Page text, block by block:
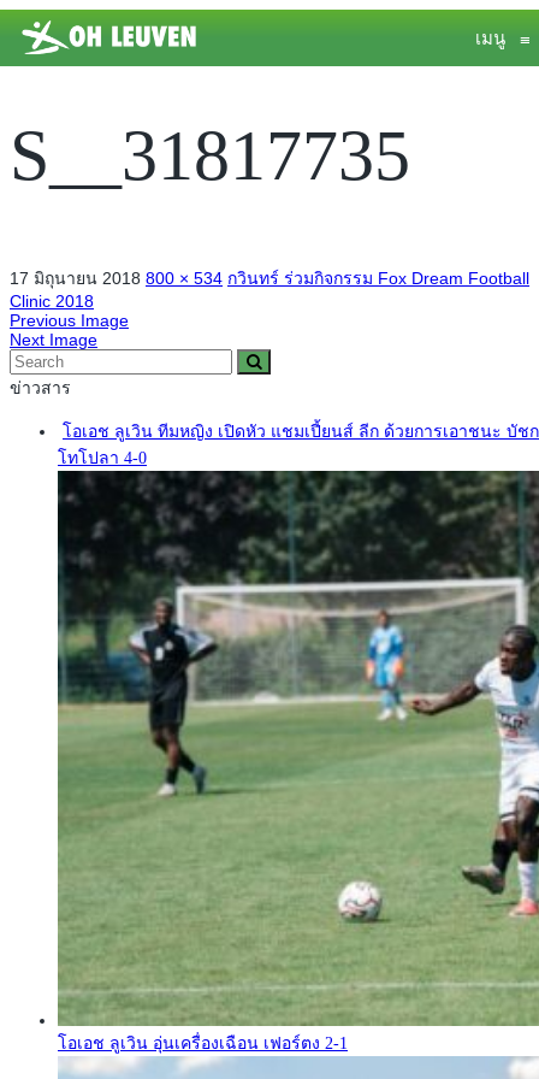
เมนู ≡
S__31817735
17 มิถุนายน 2018 800 × 534 กวินทร์ ร่วมกิจกรรม Fox Dream Football
Clinic 2018
Previous Image
Next Image
ข่าวสาร
โอเอช ลูเวิน ทีมหญิง เปิดหัว แชมเปี้ยนส์ ลีก ด้วยการเอาชนะ บัช
โทโปลา 4-0
โอเอช ลูเวิน อุ่นเครื่องเฉือน เฟอร์ตง 2-1